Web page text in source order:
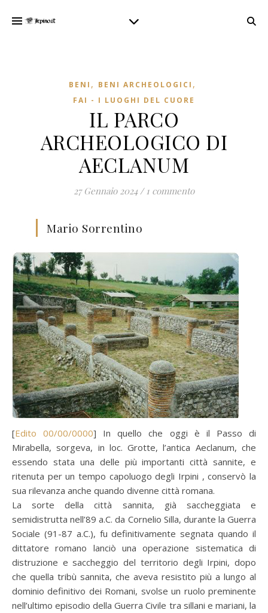
BENI , BENI ARCHEOLOGICI ,
FAI - I LUOGHI DEL CUORE
IL PARCO
ARCHEOLOGICO DI
AECLANUM
27 Gennaio 2024 / 1 commento
Mario Sorrentino
[ Edito 00/00/0000] In quello che oggi è il Passo di
Mirabella, sorgeva, in loc. Grotte, l’antica Aeclanum, che
essendo stata una delle più importanti città sannite, e
ritenuta per un tempo capoluogo degli Irpini , conservò la
sua rilevanza anche quando divenne città romana.
La sorte della città sannita, già saccheggiata e
semidistrutta nell’89 a.C. da Cornelio Silla, durante la Guerra
Sociale (91-87 a.C.), fu definitivamente segnata quando il
dittatore romano lanciò una operazione sistematica di
distruzione e saccheggio del territorio degli Irpini, dopo
che quella tribù sannita, che aveva resistito più a lungo al
dominio definitivo dei Romani, svolse un ruolo preminente
nell’ultimo episodio della Guerra Civile tra sillani e mariani, la